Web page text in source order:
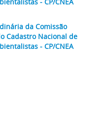
da Comissão
Cadastro Nacional de
- CP/CNEA